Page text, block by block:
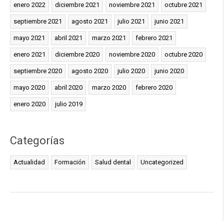
enero 2022 diciembre 2021 noviembre 2021 octubre 2021
septiembre 2021 agosto 2021 julio 2021 junio 2021
mayo 2021 abril 2021 marzo 2021 febrero 2021
enero 2021 diciembre 2020 noviembre 2020 octubre 2020
septiembre 2020 agosto 2020 julio 2020 junio 2020
mayo 2020 abril 2020 marzo 2020 febrero 2020
enero 2020 julio 2019
Categorías
Actualidad Formación Salud dental Uncategorized